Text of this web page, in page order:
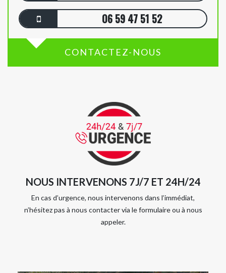
06 59 47 51 52
CONTACTEZ-NOUS
NOUS INTERVENONS 7J/7 ET 24H/24
En cas d’urgence, nous intervenons dans l’immédiat,
n’hésitez pas à nous contacter via le formulaire ou à nous
appeler.